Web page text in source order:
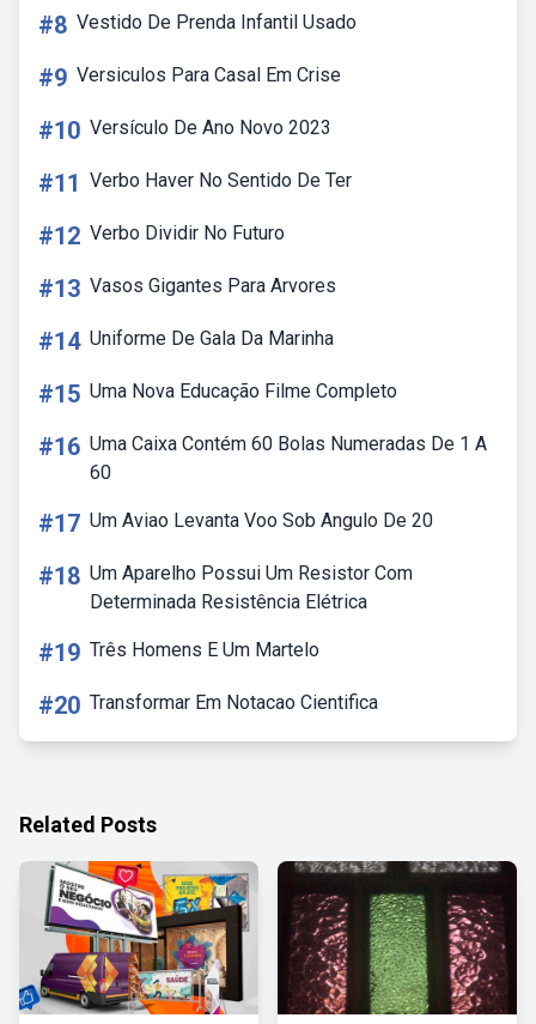
#8 Vestido De Prenda Infantil Usado
#9 Versiculos Para Casal Em Crise
#10 Versículo De Ano Novo 2023
#11 Verbo Haver No Sentido De Ter
#12 Verbo Dividir No Futuro
#13 Vasos Gigantes Para Arvores
#14 Uniforme De Gala Da Marinha
#15 Uma Nova Educação Filme Completo
#16 Uma Caixa Contém 60 Bolas Numeradas De 1 A
60
#17 Um Aviao Levanta Voo Sob Angulo De 20
#18 Um Aparelho Possui Um Resistor Com
Determinada Resistência Elétrica
#19 Três Homens E Um Martelo
#20 Transformar Em Notacao Cientifica
Related Posts